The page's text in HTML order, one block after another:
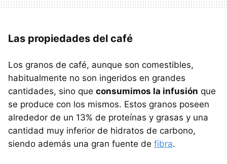
Las propiedades del café
Los granos de café, aunque son comestibles,
habitualmente no son ingeridos en grandes
cantidades, sino que consumimos la infusión que
se produce con los mismos. Estos granos poseen
alrededor de un 13% de proteínas y grasas y una
cantidad muy inferior de hidratos de carbono,
siendo además una gran fuente de fibra.